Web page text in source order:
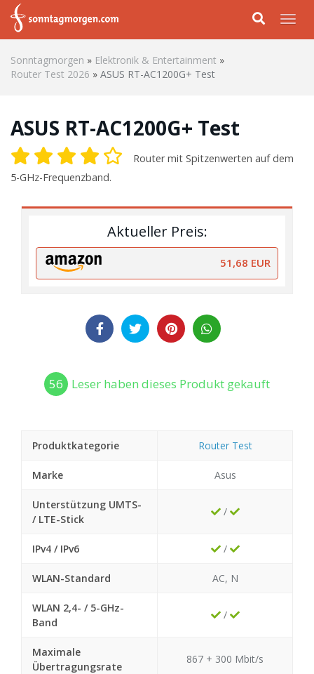
Skip to main content
Sonntagmorgen » Elektronik & Entertainment »
Router Test 2026 » ASUS RT-AC1200G+ Test
ASUS RT-AC1200G+ Test
Router mit Spitzenwerten auf dem
5-GHz-Frequenzband.
Aktueller Preis:
51,68 EUR
56 Leser haben dieses Produkt gekauft
Produktkategorie Router Test
Marke Asus
Unterstützung UMTS-
/ LTE-Stick
/
IPv4 / IPv6 /
WLAN-Standard AC, N
WLAN 2,4- / 5-GHz-
Band
/
Maximale
Übertragungsrate
867 + 300 Mbit/s